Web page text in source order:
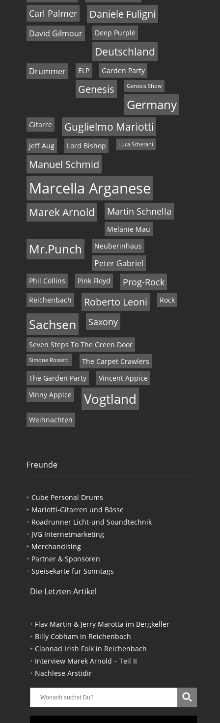
Carl Palmer Daniele Fuligni
David Gilmour Deep Purple
Deutschland
Drummer ELP Garden Party
Genesis Genesis Show
Germany
Gitarre Guglielmo Mariotti
Jeff Aug Lord Bishop Luca Scherani
Manuel Schmid
Marcella Arganese
Marek Arnold Martin Schnella
Melanie Mau
Mr.Punch Neuberinhaus
Peter Gabriel
Phil Collins Pink Floyd Prog-Rock
Reichenbach Roberto Leoni Rock
Sachsen Saxony
Seven Steps To The Green Door
Simone Rossetti
The Carpet Crawlers
The Garden Party
Vincent Appice
Vinny Appice
Vogtland
Weihnachten
Freunde
Cube Personal Drums
Mariotti-Gitarren und Bässe
Roadrunner Licht-und Soundtechnik
JVG Internetmarketing
Merchandising
Partner & Sponsoren
Speisekarte für Sonntags
Die Letzten Artikel
Flav Martin & Jerry Marotta im Bergkeller
Billy Cobham in Reichenbach
Clannad Irish Folk in Reichenbach
Interview Marek Arnold – Teil II
Nachlese Arstidir